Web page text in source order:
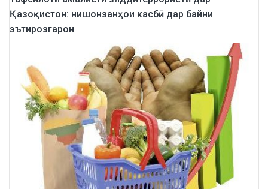
Қазоқистон: нишонзанҳои касбӣ дар байни
эътирозгарон